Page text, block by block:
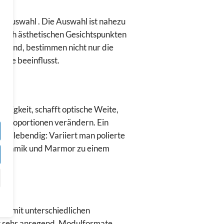
. Die Auswahl ist nahezu
ästhetischen Gesichtspunkten
bestimmen nicht nur die
beeinflusst.
schafft optische Weite,
verändern. Ein
lebendig: Variiert man polierte
und Marmor zu einem
mit unterschiedlichen